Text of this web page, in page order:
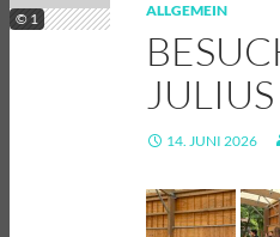
© 1 ALLGEMEIN
14. JUNI 2026